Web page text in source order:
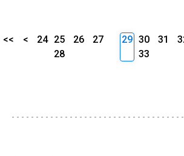
<< < 24 25 26
27
28
29 30 31
33